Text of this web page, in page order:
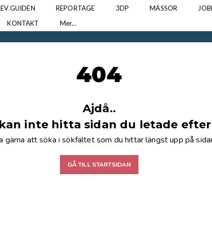
REPORTAGE 3DP MÄSSOR
KONTAKT Mer...
404
Ajdå..
inte hitta sidan du letade
gärna att söka i sökfältet som du hittar längst upp på
GÅ TILL STARTSIDAN